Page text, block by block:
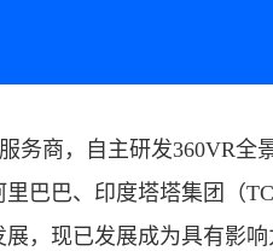
商，自主研发360VR全
巴巴、印度塔塔集团（
，现已发展成为具有影